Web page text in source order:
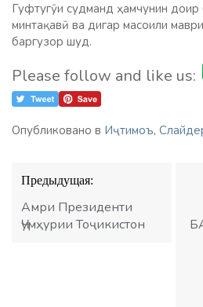
Гуфтугӯи судманд ҳамчунин доир
минтақавӣ ва дигар масоили
баргузор шуд.
Please follow and like us:
Опубликовано в Иҷтимоъ,
Навигация
по
записям
Предыдущая:
Амри Президенти
Ҷумҳурии Тоҷикистон